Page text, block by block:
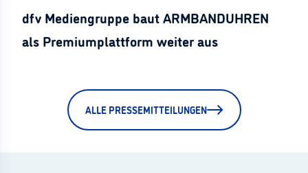
dfv Mediengruppe baut ARMBANDUHREN
als Premiumplattform weiter aus
ALLE PRESSEMITTEILUNGEN